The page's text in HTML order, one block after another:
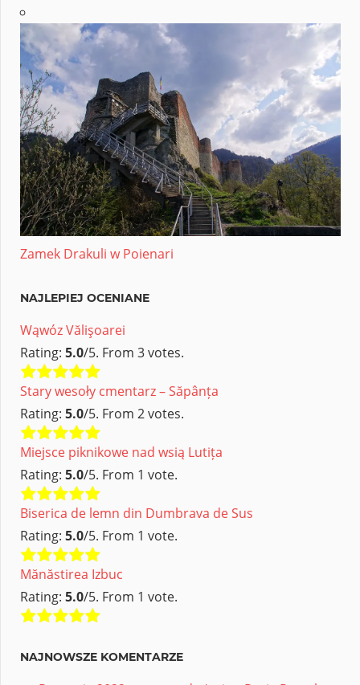
Zamek Drakuli w Poienari
NAJLEPIEJ OCENIANE
Wąwóz Vălişoarei
Rating: 5.0/5. From 3 votes.
Stary wesoły cmentarz – Săpânța
Rating: 5.0/5. From 2 votes.
Miejsce piknikowe nad wsią Lutița
Rating: 5.0/5. From 1 vote.
Biserica de lemn din Dumbrava de Sus
Rating: 5.0/5. From 1 vote.
Mănăstirea Izbuc
Rating: 5.0/5. From 1 vote.
NAJNOWSZE KOMENTARZE